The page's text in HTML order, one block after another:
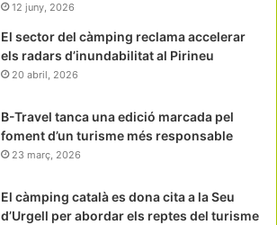
12 juny, 2026
El sector del càmping reclama accelerar
els radars d’inundabilitat al Pirineu
20 abril, 2026
B-Travel tanca una edició marcada pel
foment d’un turisme més responsable
23 març, 2026
El càmping català es dona cita a la Seu
d’Urgell per abordar els reptes del turisme